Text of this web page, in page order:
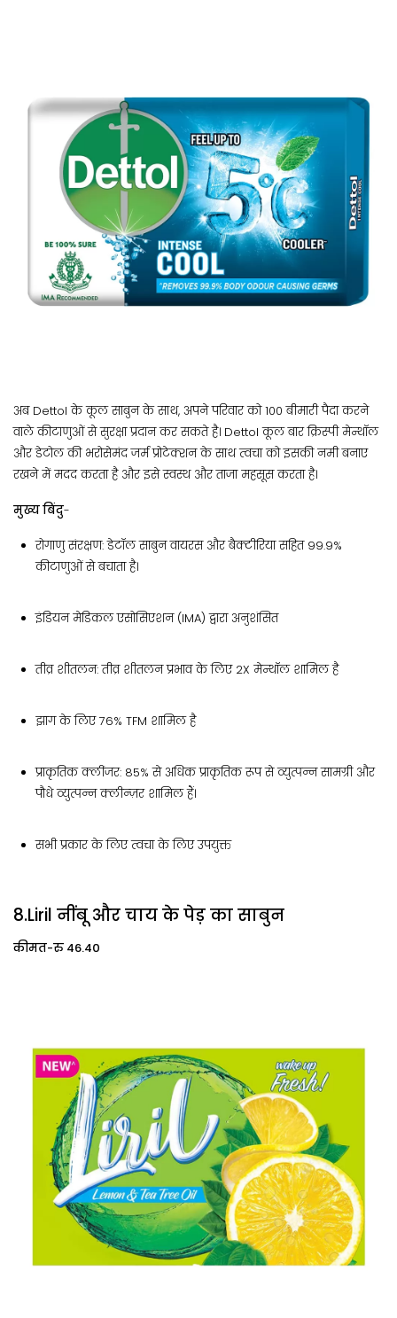
अब Dettol के कूल साबुन के साथ, अपने परिवार को 100 बीमारी पैदा करने
वाले कीटाणुओं से सुरक्षा प्रदान कर सकते है। Dettol कूल बार क्रिस्पी मेन्थॉल
और डेटोल की भरोसेमंद जर्म प्रोटेक्शन के साथ त्वचा को इसकी नमी बनाए
रखने में मदद करता है और इसे स्वस्थ और ताजा महसूस करता है।
मुख्य बिंदु-
रोगाणु संरक्षण: डेटॉल साबुन वायरस और बैक्टीरिया सहित 99.9%
कीटाणुओं से बचाता है।
इंडियन मेडिकल एसोसिएशन (IMA) द्वारा अनुशंसित
तीव्र शीतलन: तीव्र शीतलन प्रभाव के लिए 2X मेन्थॉल शामिल है
झाग के लिए 76% TFM शामिल है
प्राकृतिक क्लींजर: 85% से अधिक प्राकृतिक रूप से व्युत्पन्न सामग्री और
पौधे व्युत्पन्न क्लीन्ज़र शामिल हैं।
सभी प्रकार के लिए त्वचा के लिए उपयुक्त
8.Liril नींबू और चाय के पेड़ का साबुन
कीमत-रु 46.40